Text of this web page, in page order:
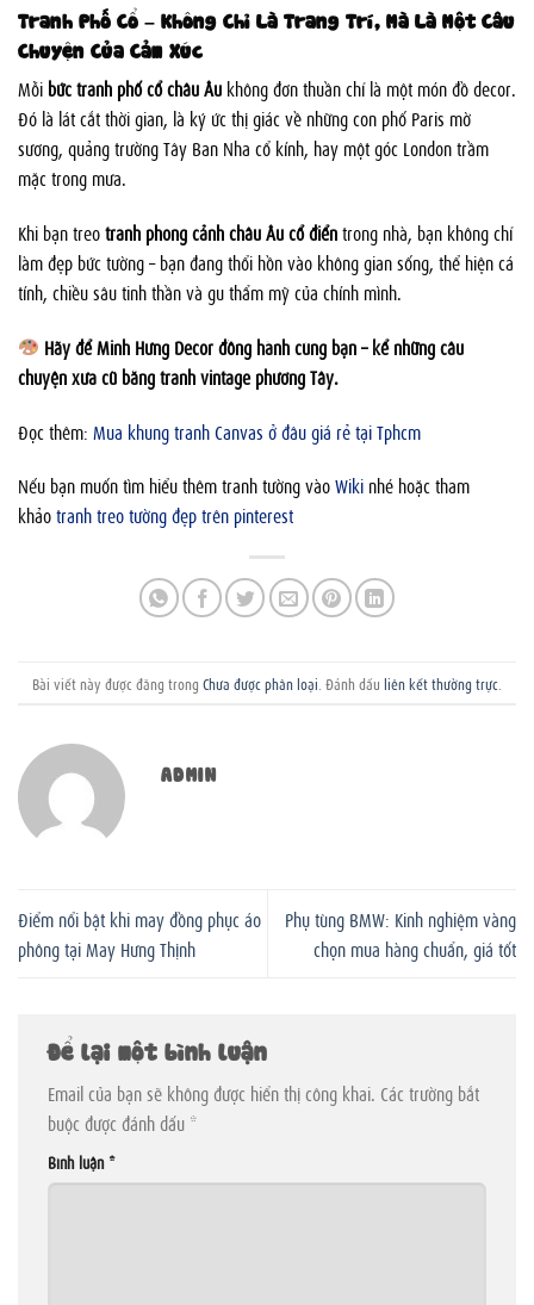
Tranh Phố Cổ – Không Chỉ Là Trang Trí, Mà Là Một Câu
Chuyện Của Cảm Xúc
Mỗi bức tranh phố cổ châu Âu không đơn thuần chỉ là một món đồ decor.
Đó là lát cắt thời gian, là ký ức thị giác về những con phố Paris mờ
sương, quảng trường Tây Ban Nha cổ kính, hay một góc London trầm
mặc trong mưa.
Khi bạn treotranh phong cảnh châu Âu cổ điểntrong nhà, bạn không chỉ
làm đẹp bức tường – bạn đang thổi hồn vào không gian sống, thể hiện cá
tính, chiều sâu tinh thần và gu thẩm mỹ của chính mình.
Hãy để Minh Hưng Decor đồng hành cùng bạn – kể những câu
chuyện xưa cũ bằng tranh vintage phương Tây.
Đọc thêm: Mua khung tranh Canvas ở đâu giá rẻ tại Tphcm
Nếu bạn muốn tìm hiểu thêm tranh tường vàoWiki nhé hoặc tham
khảotranh treo tường đẹp trên pinterest
Bài viết này được đăng trong Chưa được phân loại . Đánh dấu liên kết thường trực
ADMIN
Điểm nổi bật khi may đồng phục áo
phông tại May Hưng Thịnh
Phụ tùng BMW: Kinh nghiệm vàng
chọn mua hàng chuẩn, giá tốt
Để lại một bình luận
Email của bạn sẽ không được hiển thị công khai. Các trường bắt
buộc được đánh dấu *
Bình luận *